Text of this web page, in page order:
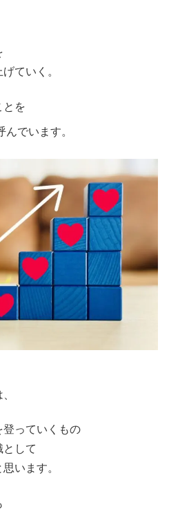
ていく。
とを
んでいます。
登っていくもの
として
います。